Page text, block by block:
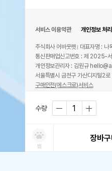
상품 필수 정보
품명 및 모델명
받았음을 확인할수 있는
수량
찜
장바구
서비스 이용약관 개인정보 처
주식회사 어바웃펫 대표자명 : 나
통신판매업신고번호 : 제 2025-
개인정보관리자 : 김원규
서울특별시 금천구 가산디지털2
구매안전(에스크로)서비스